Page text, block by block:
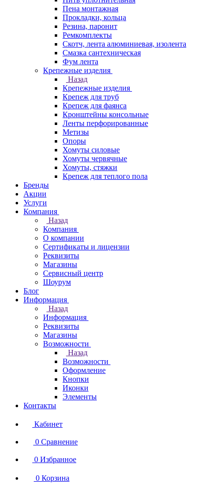
Пена монтажная
Прокладки, кольца
Резина, паронит
Ремкомплекты
Скотч, лента алюминиевая, изолента
Смазка сантехническая
Фум лента
Крепежные изделия
Назад
Крепежные изделия
Крепеж для труб
Крепеж для фаянса
Кронштейны консольные
Ленты перфорированные
Метизы
Опоры
Хомуты силовые
Хомуты червячные
Хомуты, стяжки
Крепеж для теплого пола
Бренды
Акции
Услуги
Компания
Назад
Компания
О компании
Сертификаты и лицензии
Реквизиты
Магазины
Сервисный центр
Шоурум
Блог
Информация
Назад
Информация
Реквизиты
Магазины
Возможности
Назад
Возможности
Оформление
Кнопки
Иконки
Элементы
Контакты
Кабинет
0 Сравнение
0 Избранное
0 Корзина